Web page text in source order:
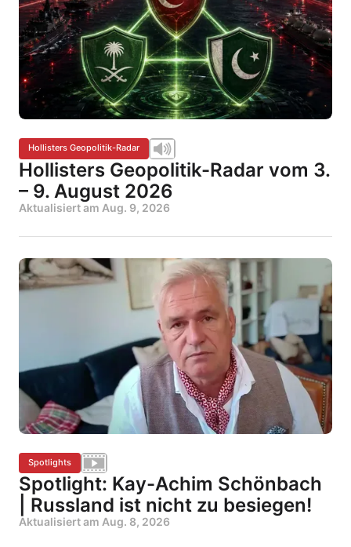
Hollisters Geopolitik-Radar
Hollisters Geopolitik-Radar vom 3.
– 9. August 2026
Aktualisiert am Aug. 9, 2026
Spotlights
Spotlight: Kay-Achim Schönbach
| Russland ist nicht zu besiegen!
Aktualisiert am Aug. 8, 2026